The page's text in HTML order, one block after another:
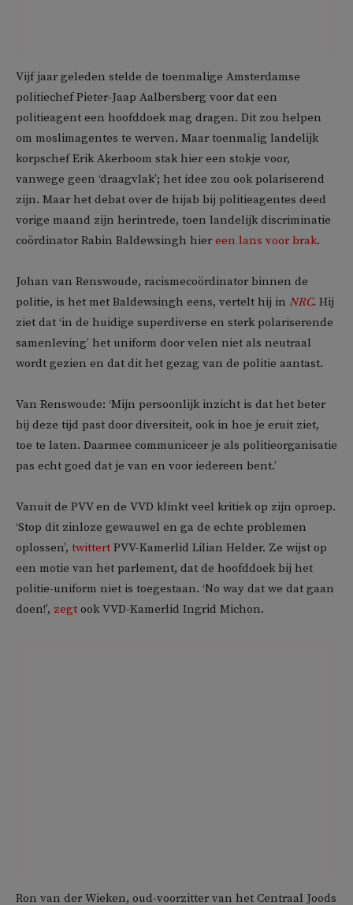
Vijf jaar geleden stelde de toenmalige Amsterdamse
politiechef Pieter-Jaap Aalbersberg voor dat een
politieagent een hoofddoek mag dragen. Dit zou helpen
om moslimagentes te werven. Maar toenmalig landelijk
korpschef Erik Akerboom stak hier een stokje voor,
vanwege geen ‘draagvlak’; het idee zou ook polariserend
zijn. Maar het debat over de hijab bij politieagentes deed
vorige maand zijn herintrede, toen landelijk discriminatie
coördinator Rabin Baldewsingh hier een lans voor brak.
Johan van Renswoude, racismecoördinator binnen de
politie, is het met Baldewsingh eens, vertelt hij in NRC. Hij
ziet dat ‘in de huidige superdiverse en sterk polariserende
samenleving’ het uniform door velen niet als neutraal
wordt gezien en dat dit het gezag van de politie aantast.
Van Renswoude: ‘Mijn persoonlijk inzicht is dat het beter
bij deze tijd past door diversiteit, ook in hoe je eruit ziet,
toe te laten. Daarmee communiceer je als politieorganisatie
pas echt goed dat je van en voor iedereen bent.’
Vanuit de PVV en de VVD klinkt veel kritiek op zijn oproep.
‘Stop dit zinloze gewauwel en ga de echte problemen
oplossen’, twittert PVV-Kamerlid Lilian Helder. Ze wijst op
een motie van het parlement, dat de hoofddoek bij het
politie-uniform niet is toegestaan. ‘No way dat we dat gaan
doen!’, zegt ook VVD-Kamerlid Ingrid Michon.
Ron van der Wieken, oud-voorzitter van het Centraal Joods